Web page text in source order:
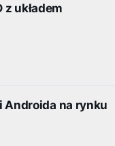
z układem
Androida na rynku